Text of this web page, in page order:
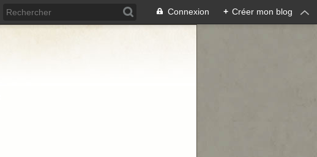
Connexion + Créer mon blog